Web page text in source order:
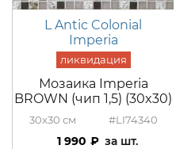
L Antic Colonial
Imperia
Мозаика Imperia
BROWN (чип 1,5) (30x30)
30x30 #LI74340
1 990 шт.